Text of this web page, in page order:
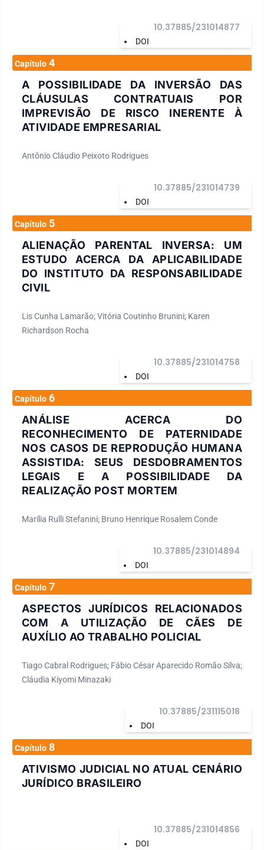
DOI
10.37885/231014877
Capítulo 4
A POSSIBILIDADE DA INVERSÃO DAS
CLÁUSULAS CONTRATUAIS POR
IMPREVISÃO DE RISCO INERENTE À
ATIVIDADE EMPRESARIAL
Antônio Cláudio Peixoto Rodrigues
DOI
10.37885/231014739
Capítulo 5
ALIENAÇÃO PARENTAL INVERSA: UM
ESTUDO ACERCA DA APLICABILIDADE
DO INSTITUTO DA RESPONSABILIDADE
CIVIL
Lis Cunha Lamarão; Vitória Coutinho Brunini; Karen
Richardson Rocha
DOI
10.37885/231014758
Capítulo 6
ANÁLISE ACERCA DO
RECONHECIMENTO DE PATERNIDADE
NOS CASOS DE REPRODUÇÃO HUMANA
ASSISTIDA: SEUS DESDOBRAMENTOS
LEGAIS E A POSSIBILIDADE DA
REALIZAÇÃO POST MORTEM
Marília Rulli Stefanini; Bruno Henrique Rosalem Conde
DOI
10.37885/231014894
Capítulo 7
ASPECTOS JURÍDICOS RELACIONADOS
COM A UTILIZAÇÃO DE CÃES DE
AUXÍLIO AO TRABALHO POLICIAL
Tiago Cabral Rodrigues; Fábio César Aparecido Romão Silva;
Cláudia Kiyomi Minazaki
DOI
10.37885/231115018
Capítulo 8
ATIVISMO JUDICIAL NO ATUAL CENÁRIO
JURÍDICO BRASILEIRO
DOI
10.37885/231014856